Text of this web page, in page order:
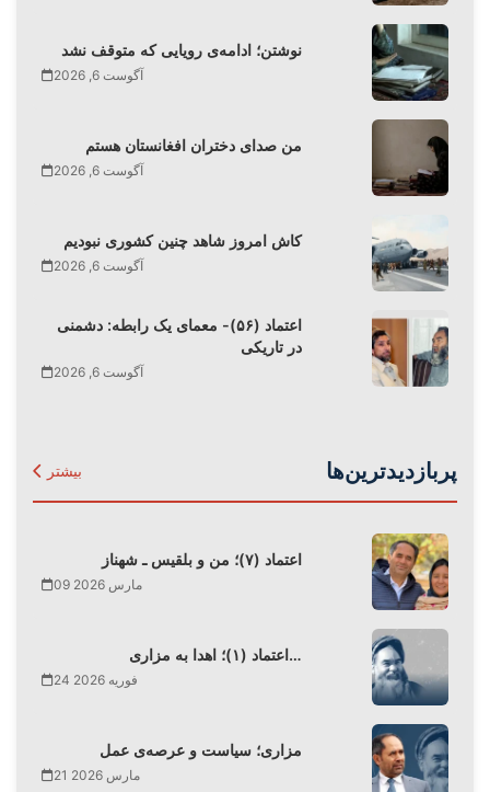
نوشتن؛ ادامه‌ی رویایی که متوقف نشد
آگوست 6, 2026
من صدای دختران افغانستان هستم
آگوست 6, 2026
کاش امروز شاهد چنین کشوری نبودیم
آگوست 6, 2026
اعتماد (۵۶)- معمای یک رابطه: دشمنی
در تاریکی
آگوست 6, 2026
پربازدیدترین‌ها بیشتر
اعتماد (۷)؛ من و بلقیس ـ شهناز
09 مارس 2026
اعتماد (۱)؛ اهدا به مزاری…
24 فوریه 2026
مزاری؛ سیاست و عرصه‌ی عمل
21 مارس 2026